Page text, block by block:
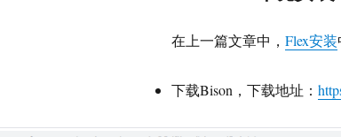
在上一篇文章中，Flex安装
下载Bison，下载地址：